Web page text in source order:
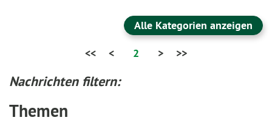
Alle Kategorien anzeigen
<<
< 2 > >>
Nachrichten filtern:
Themen